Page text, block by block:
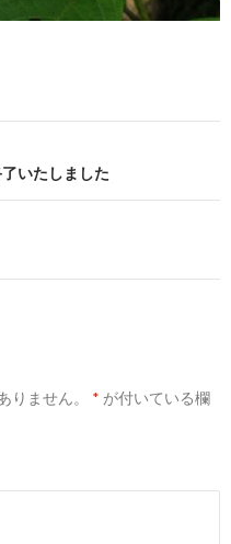
いたしました
りません。 * が付いている欄